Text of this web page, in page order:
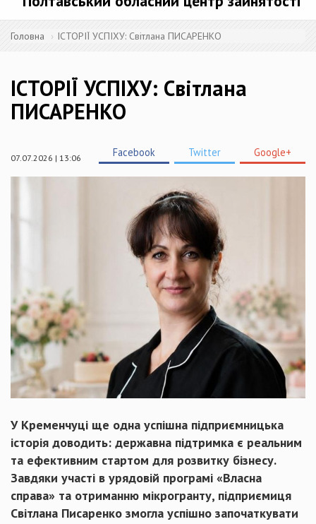
Головна ІСТОРІЇ УСПІХУ: Світлана ПИСАРЕНКО
ІСТОРІЇ УСПІХУ: Світлана
ПИСАРЕНКО
07.07.2026 | 13:06 Facebook Twitter Google+
У Кременчуці ще одна успішна підприємницька
історія доводить: державна підтримка є реальним
та ефективним стартом для розвитку бізнесу.
Завдяки участі в урядовій програмі «Власна
справа» та отриманню мікрогранту, підприємиця
Світлана Писаренко змогла успішно започаткувати